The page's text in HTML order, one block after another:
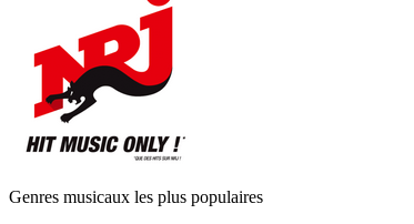
Genres musicaux les plus populaires